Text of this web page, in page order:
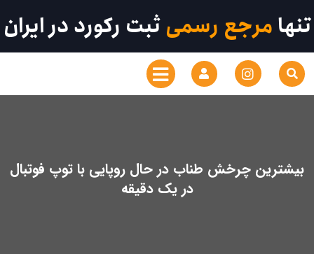
تنهامرجع رسمیثبت رکورد در ایران
بیشترین چرخش طناب در حال روپایی با توپ فوتبال
در یک دقیقه